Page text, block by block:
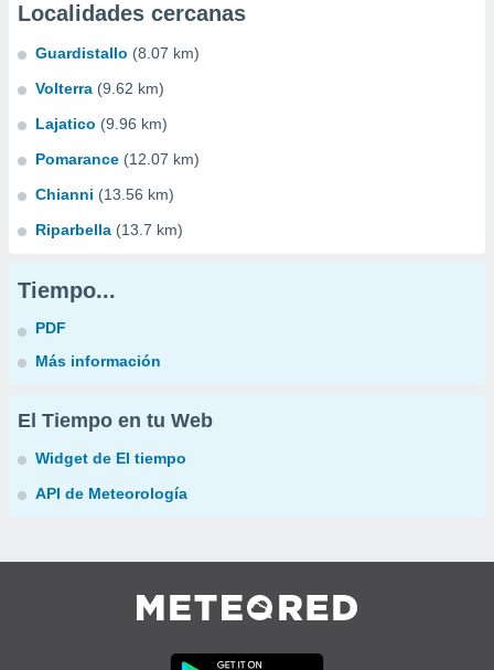
Localidades cercanas
Guardistallo (8.07 km)
Volterra (9.62 km)
Lajatico (9.96 km)
Pomarance (12.07 km)
Chianni (13.56 km)
Riparbella (13.7 km)
Tiempo...
PDF
Más información
El Tiempo en tu Web
Widget de El tiempo
API de Meteorología